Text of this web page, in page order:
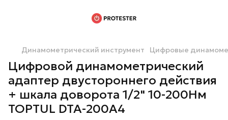
Динамометрический инструмент Цифровые
Цифровой динамометрический
адаптер двустороннего действия
+ шкала доворота 1/2" 10-200Нм
TOPTUL DTA-200A4